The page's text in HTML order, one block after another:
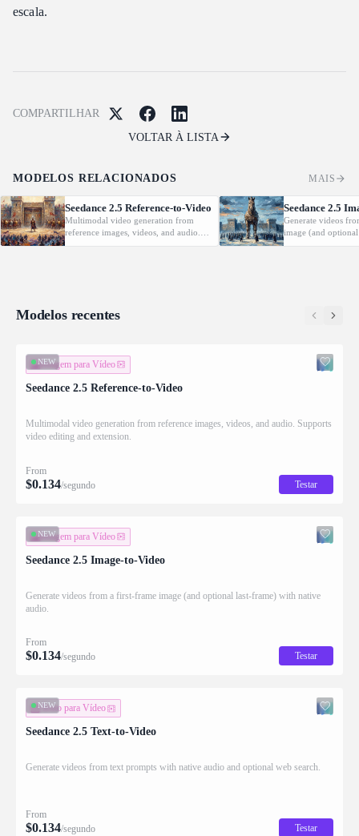
escala.
COMPARTILHAR
VOLTAR À LISTA
MODELOS RELACIONADOS MAIS
Seedance 2.5 Reference-to-Video
Multimodal video generation from
reference images, videos, and audio.
Supports video editing and extension.
Seedance 2.5
Generate videos
image (and
with native audio.
Modelos recentes
NEW
Imagem para Vídeo
Seedance 2.5 Reference-to-Video
Multimodal video generation from reference images, videos, and audio. Supports
video editing and extension.
From
$0.134/segundo Testar
NEW
Imagem para Vídeo
Seedance 2.5 Image-to-Video
Generate videos from a first-frame image (and optional last-frame) with native
audio.
From
$0.134/segundo Testar
NEW
Texto para Vídeo
Seedance 2.5 Text-to-Video
Generate videos from text prompts with native audio and optional web search.
From
$0.134/segundo Testar